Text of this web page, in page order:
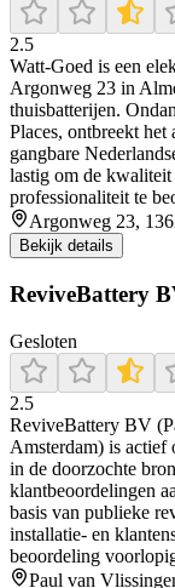
2.5
Watt‑Goed is een
Argonweg 23 in
thuisbatterijen.
Places, ontbreekt
gangbare
lastig om de
professionaliteit te
Argonweg 23,
Bekijk details
ReviveBattery
Gesloten
2.5
ReviveBattery BV
Amsterdam) is actief
in de doorzochte
klantbeoordelingen
basis van publieke
installatie- en
beoordeling
Paul van